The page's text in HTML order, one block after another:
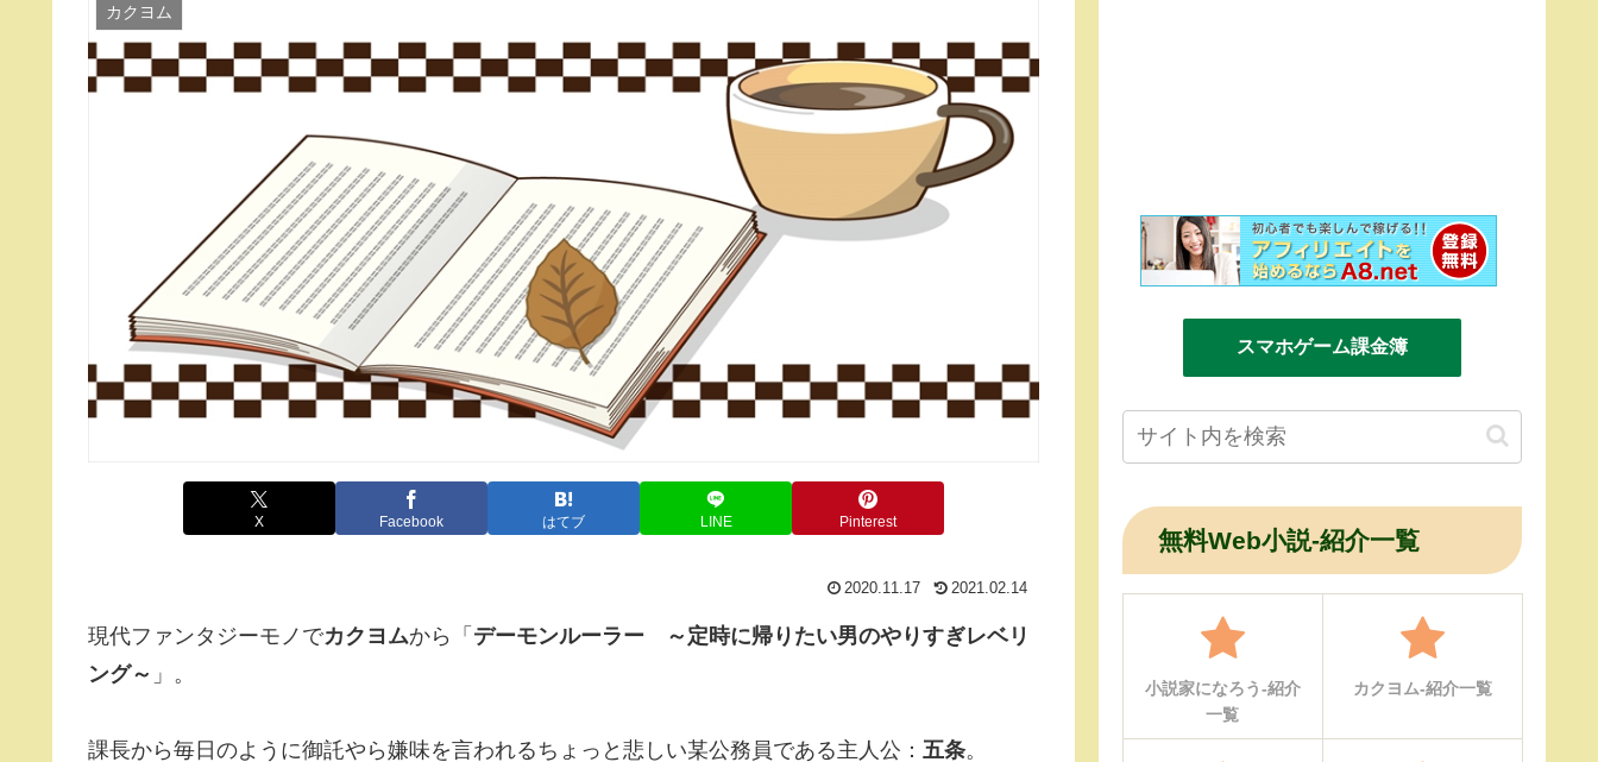
カクヨム
X Facebook はてブ LINE Pinterest
2020.11.17 2021.02.14
現代ファンタジーモノでカクヨムから「 デーモンルーラー ～定時に帰りたい男のやりすぎレベリ
ング～ 」。
課長から毎日のように御託やら嫌味を言われるちょっと悲しい某公務員である主人公： 五条。
スマホゲーム課金簿
無料Web小説-紹介一覧
小説家になろう-紹介
一覧
カクヨム-紹介一覧